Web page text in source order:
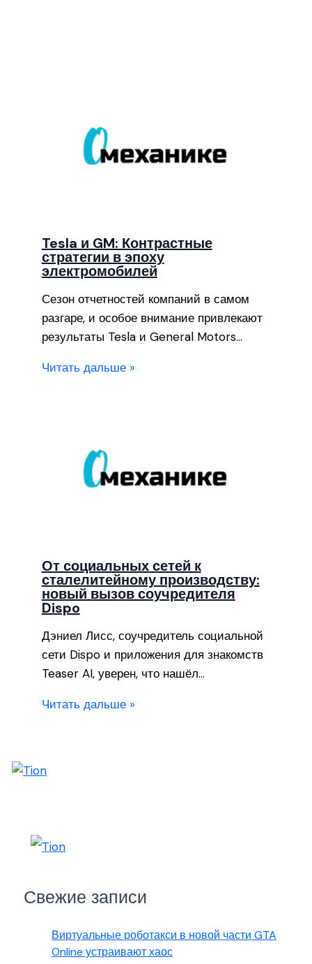
Tesla и GM: Контрастные
стратегии в эпоху
электромобилей
Сезон отчетностей компаний в самом
разгаре, и особое внимание привлекают
результаты Tesla и General Motors…
Читать дальше »
От социальных сетей к
сталелитейному производству:
новый вызов соучредителя
Dispo
Дэниел Лисс, соучредитель социальной
сети Dispo и приложения для знакомств
Teaser AI, уверен, что нашёл…
Читать дальше »
Свежие записи
Виртуальные роботакси в новой части GTA
Online устраивают хаос